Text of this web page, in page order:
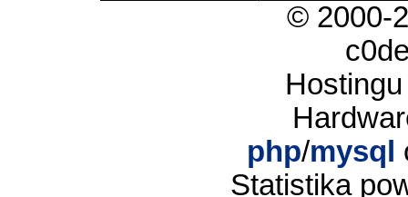
© 2000-
php/mysql
Statistika